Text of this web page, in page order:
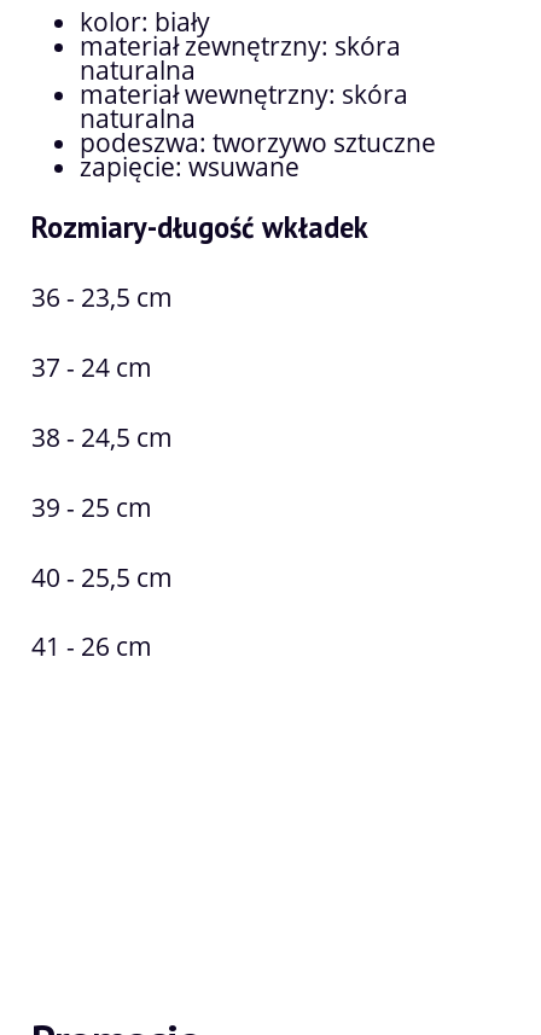
kolor: biały
materiał zewnętrzny: skóra
naturalna
materiał wewnętrzny: skóra
naturalna
podeszwa: tworzywo sztuczne
zapięcie: wsuwane
Rozmiary-długość wkładek
36 - 23,5 cm
37 - 24 cm
38 - 24,5 cm
39 - 25 cm
40 - 25,5 cm
41 - 26 cm